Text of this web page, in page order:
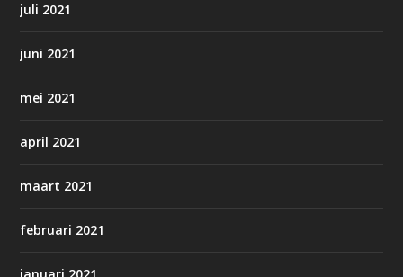
juli 2021
juni 2021
mei 2021
april 2021
maart 2021
februari 2021